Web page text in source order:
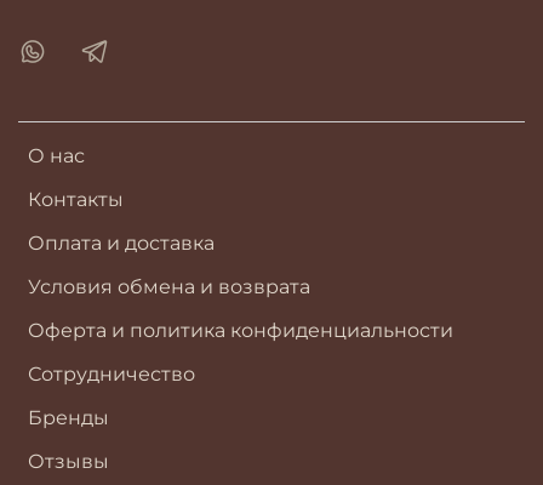
О нас
Контакты
Оплата и доставка
Условия обмена и возврата
Оферта и политика конфиденциальности
Сотрудничество
Бренды
Отзывы